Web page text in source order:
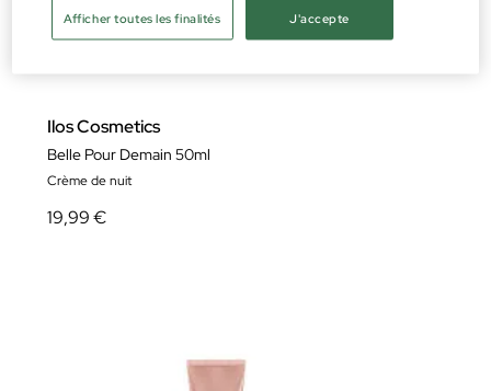
Ilos Cosmetics
Belle Pour Demain 50ml
Crème de nuit
19,99 €
J'accepte
Afficher toutes les finalités